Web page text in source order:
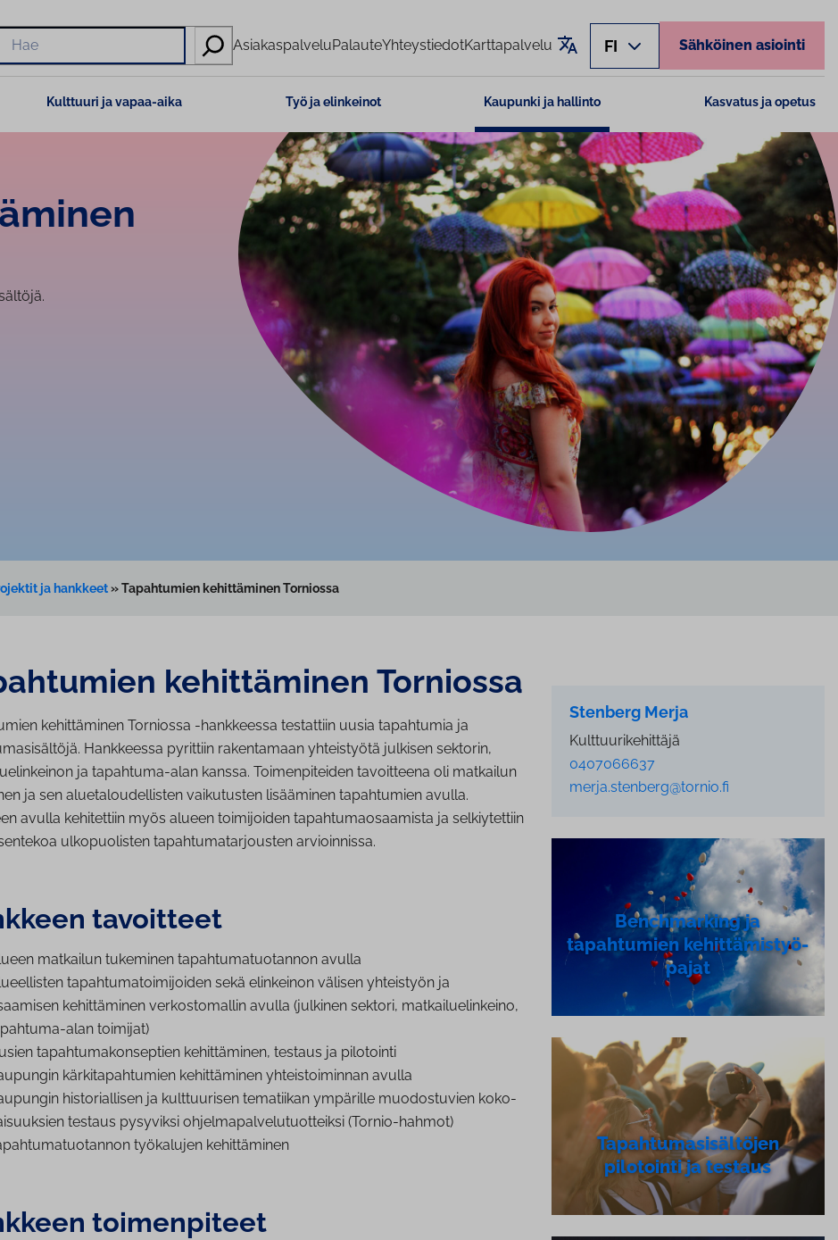
Hae
AsiakaspalveluPalauteYhteystiedotKarttapalvelu Käännä sivu
FI Sähköinen asiointi
Kulttuuri ja vapaa-aika Työ ja elinkeinot Kaupunki ja hallinto Kasvatus ja opetus
ja hankkeet»Tapahtumien kehittäminen Torniossa
ke­hit­tä­mi­nen Torniossa
kehittäminen Torniossa -hankkeessa testattiin uusia tapahtumia ja
Hankkeessa pyrittiin rakentamaan yhteistyötä julkisen sektorin,
ja tapahtuma-alan kanssa. Toimenpiteiden tavoitteena oli matkailun
ja sen aluetaloudellisten vaikutusten lisääminen tapahtumien avulla.
avulla kehitettiin myös alueen toimijoiden tapahtumaosaamista ja selkiytettiin
ulkopuolisten tapahtumatarjousten arvioinnissa.
tavoitteet
matkailun tukeminen ta­pah­tu­ma­tuo­tan­non avulla
ta­pah­tu­ma­toi­mi­joi­den sekä elinkeinon välisen yhteistyön ja
ke­hit­tä­mi­nen ver­kos­to­mal­lin avulla (julkinen sektori, mat­kai­lue­lin­kei­no,
alan toimijat)
ta­pah­tu­ma­kon­sep­tien ke­hit­tä­mi­nen, testaus ja pilotointi
kär­ki­ta­pah­tu­mien ke­hit­tä­mi­nen yh­teis­toi­min­nan avulla
his­to­rial­li­sen ja kult­tuu­ri­sen tematiikan ympärille muo­dos­tu­vien ko­ko­
testaus pysyviksi oh­jel­ma­pal­ve­lu­tuot­teik­si (Tornio-hahmot)
työkalujen ke­hit­tä­mi­nen
toi­men­pi­teet
Stenberg Merja
Kulttuurikehittäjä
0407066637
merja.stenberg@tornio.fi
Bench­mar­king ja
tapahtumien ke­hit­tä­mis­työ­
pa­jat
Ta­pah­tu­ma­si­säl­tö­jen
pilotointi ja testaus